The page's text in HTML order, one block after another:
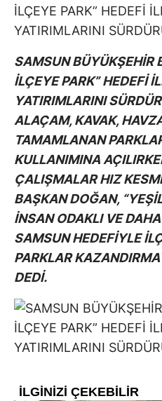
SAMSUN BÜYÜKŞEHİR
İLÇEYE PARK” HEDEFİ
YATIRIMLARINI
ALAÇAM, KAVAK,
TAMAMLANAN
KULLANIMINA
ÇALIŞMALAR HIZ
BAŞKAN DOĞAN,
İNSAN ODAKLI VE
SAMSUN HEDEFİYLE
PARKLAR
DEDİ.